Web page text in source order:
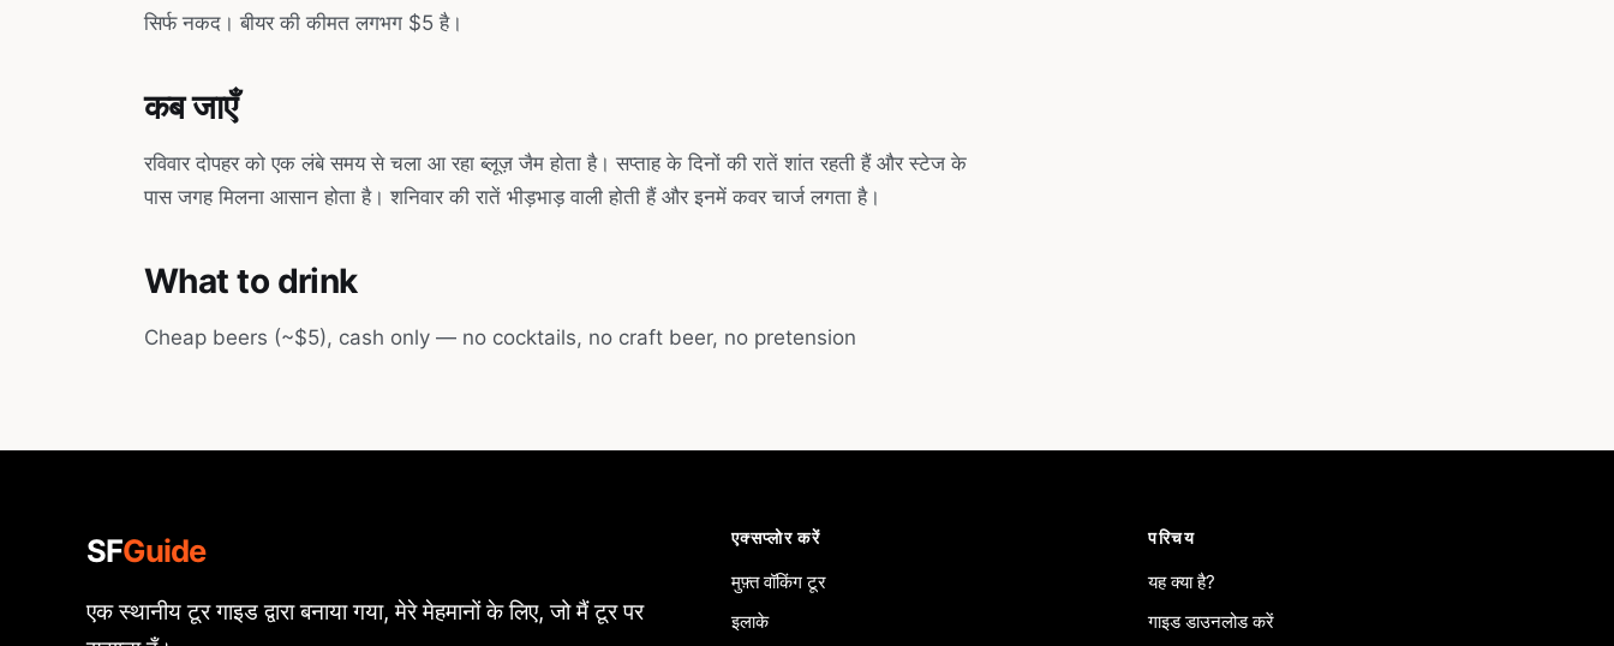
सिर्फ नकद। बीयर की कीमत लगभग $5 है।
कब जाएँ
रविवार दोपहर को एक लंबे समय से चला आ रहा ब्लूज़ जैम होता है। सप्ताह के दिनों की रातें शांत रहती हैं और स्टेज के
पास जगह मिलना आसान होता है। शनिवार की रातें भीड़भाड़ वाली होती हैं और इनमें कवर चार्ज लगता है।
What to drink
Cheap beers (~$5), cash only — no cocktails, no craft beer, no pretension
SFGuide
एक स्थानीय टूर गाइड द्वारा बनाया गया, मेरे मेहमानों के लिए, जो मैं टूर पर
एक्सप्लोर करें
मुफ़्त वॉकिंग टूर
इलाके
परिचय
यह क्या है?
गाइड डाउनलोड करें